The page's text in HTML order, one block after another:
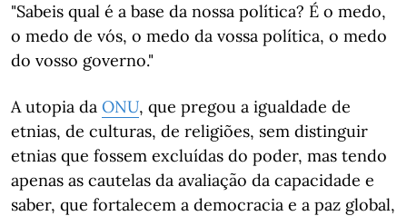
"Sabeis qual é a base da nossa política? É o medo,
o medo de vós, o medo da vossa política, o medo
do vosso governo."
A utopia da ONU, que pregou a igualdade de
etnias, de culturas, de religiões, sem distinguir
etnias que fossem excluídas do poder, mas tendo
apenas as cautelas da avaliação da capacidade e
saber, que fortalecem a democracia e a paz global,